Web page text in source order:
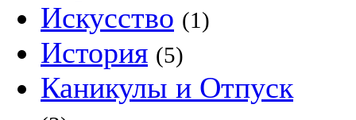
Искусство (1)
История (5)
Каникулы и Отпуск